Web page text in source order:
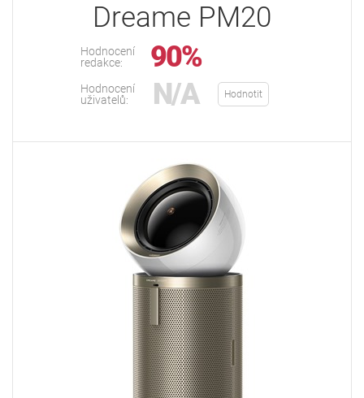
Dreame PM20
Hodnocení
redakce:
90%
Hodnocení
uživatelů:
N/A Hodnotit